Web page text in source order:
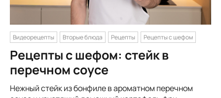
Видеорецепты Вторые блюда Рецепты Рецепты с шефом
Рецепты с шефом: стейк в
перечном соусе
Нежный стейк из бонфиле в ароматном перечном